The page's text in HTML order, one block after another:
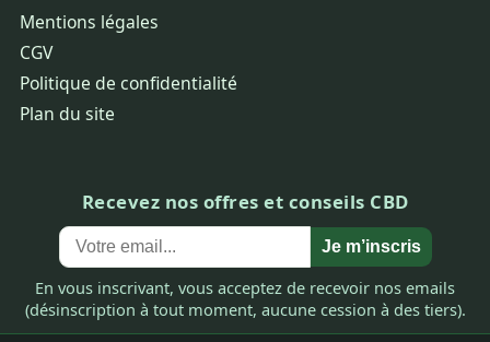
Mentions légales
CGV
Politique de confidentialité
Plan du site
Recevez nos offres et conseils CBD
Je m’inscris
En vous inscrivant, vous acceptez de recevoir nos emails
(désinscription à tout moment, aucune cession à des tiers).